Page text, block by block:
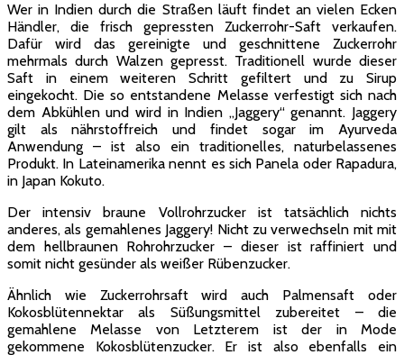
Wer in Indien durch die Straßen läuft findet an vielen Ecken
Händler, die frisch gepressten Zuckerrohr-Saft verkaufen.
Dafür wird das gereinigte und geschnittene Zuckerrohr
mehrmals durch Walzen gepresst. Traditionell wurde dieser
Saft in einem weiteren Schritt gefiltert und zu Sirup
eingekocht. Die so entstandene Melasse verfestigt sich nach
dem Abkühlen und wird in Indien „Jaggery“ genannt. Jaggery
gilt als nährstoffreich und findet sogar im Ayurveda
Anwendung – ist also ein traditionelles, naturbelassenes
Produkt. In Lateinamerika nennt es sich Panela oder Rapadura,
in Japan Kokuto.
Der intensiv braune Vollrohrzucker ist tatsächlich nichts
anderes, als gemahlenes Jaggery! Nicht zu verwechseln mit mit
dem hellbraunen Rohrohrzucker – dieser ist raffiniert und
somit nicht gesünder als weißer Rübenzucker.
Ähnlich wie Zuckerrohrsaft wird auch Palmensaft oder
Kokosblütennektar als Süßungsmittel zubereitet – die
gemahlene Melasse von Letzterem ist der in Mode
gekommene Kokosblütenzucker. Er ist also ebenfalls ein